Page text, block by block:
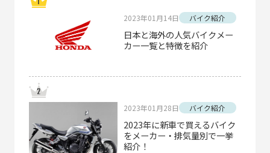
2023年01月14日 バイク紹介
日本と海外の人気バイクメー
カー一覧と特徴を紹介
2023年01月28日 バイク紹介
2023年に新車で買えるバイク
をメーカー・排気量別で一挙
紹介！